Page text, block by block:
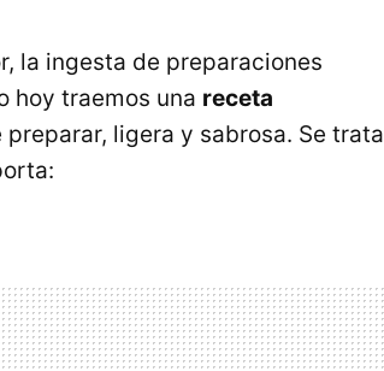
la ingesta de preparaciones
hoy traemos una receta
preparar, ligera y sabrosa. Se trata